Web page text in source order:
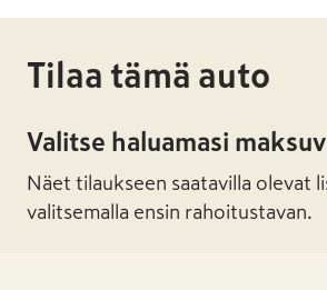
Tilaa tämä auto
Valitse haluamasi
Näet tilaukseen saatavilla olevat
valitsemalla ensin rahoitustavan.